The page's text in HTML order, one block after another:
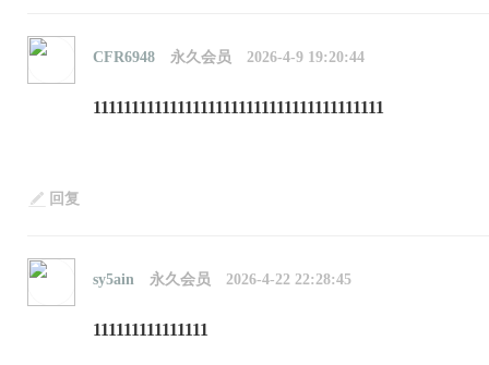
CFR6948 永久会员 2026-4-9 19:20:44
11111111111111111111111111111111111111
回复
sy5ain 永久会员 2026-4-22 22:28:45
111111111111111